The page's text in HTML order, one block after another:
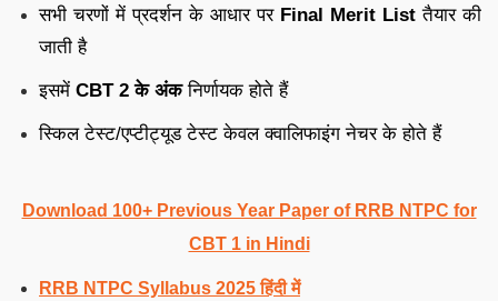
सभी चरणों में प्रदर्शन के आधार पर Final Merit List तैयार की
जाती है
इसमें CBT 2 के अंकनिर्णायक होते हैं
स्किल टेस्ट/एप्टीट्यूड टेस्ट केवल क्वालिफाइंग नेचर के होते हैं
Download 100+ Previous Year Paper of RRB NTPC for
CBT 1 in Hindi
RRB NTPC Syllabus 2025 हिंदी में